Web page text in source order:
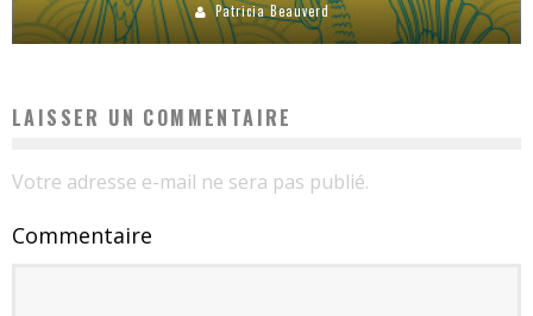
Patricia Beauverd
LAISSER UN COMMENTAIRE
Votre adresse e-mail ne sera pas publié.
Commentaire